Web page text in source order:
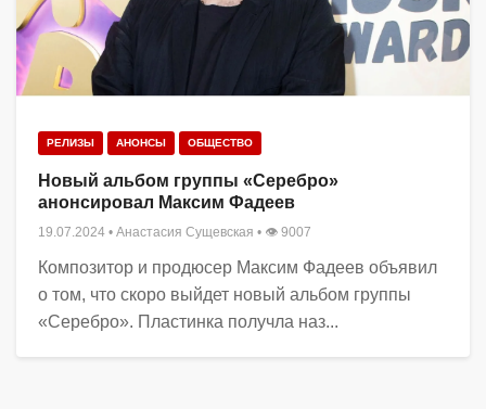
РЕЛИЗЫ АНОНСЫ ОБЩЕСТВО
Новый альбом группы «Серебро»
анонсировал Максим Фадеев
19.07.2024 • Анастасия Сущевская • 👁 9007
Композитор и продюсер Максим Фадеев объявил
о том, что скоро выйдет новый альбом группы
«Серебро». Пластинка получла наз...